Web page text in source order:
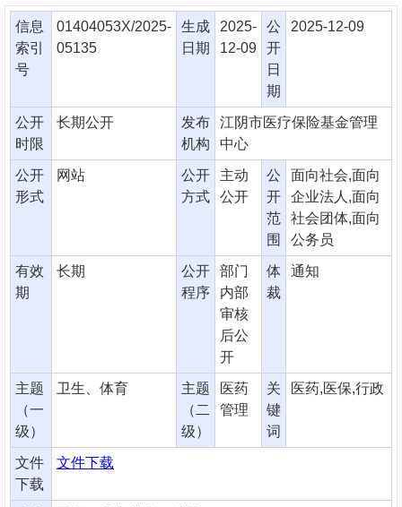
信息
索引
号
01404053X/2025-
05135
生成
日期
2025-
12-09
公
开
日
期
2025-12-09
公开
时限
长期公开
发布
机构
江阴市医疗保险基金管理
中心
公开
形式
网站
公开
方式
主动
公开
公
开
范
围
面向社会,面向
企业法人,面向
社会团体,面向
公务员
有效
期
长期
公开
程序
部门
内部
审核
后公
开
体
裁
通知
主题
（一
级）
卫生、体育
主题
（二
级）
医药
管理
关
键
词
医药,医保,行政
文件
下载
文件下载